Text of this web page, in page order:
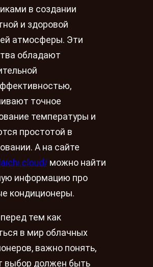
в создании
и здоровой
атмосферы. Эти
обладают
точное
температуры и
простотой в
А на сайте
можно найти
информацию про
кондиционеры.
тем как
в мир облачных
важно понять,
выбор должен быть